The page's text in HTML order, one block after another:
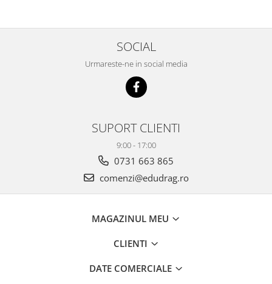
SOCIAL
Urmareste-ne in social media
SUPORT CLIENTI
9:00 - 17:00
0731 663 865
comenzi@edudrag.ro
MAGAZINUL MEU
CLIENTI
DATE COMERCIALE